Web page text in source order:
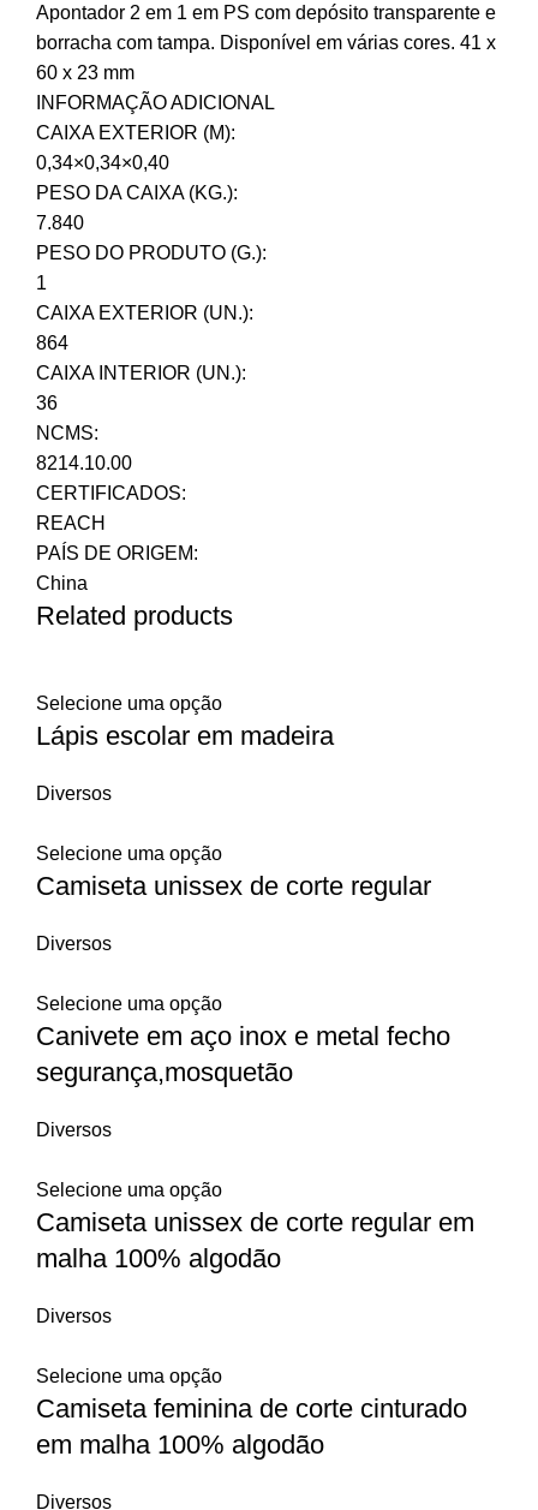
Apontador 2 em 1 em PS com depósito transparente e
borracha com tampa. Disponível em várias cores. 41 x
60 x 23 mm
INFORMAÇÃO ADICIONAL
CAIXA EXTERIOR (M):
0,34×0,34×0,40
PESO DA CAIXA (KG.):
7.840
PESO DO PRODUTO (G.):
1
CAIXA EXTERIOR (UN.):
864
CAIXA INTERIOR (UN.):
36
NCMS:
8214.10.00
CERTIFICADOS:
REACH
PAÍS DE ORIGEM:
China
Related products
Selecione uma opção
Lápis escolar em madeira
Diversos
Selecione uma opção
Camiseta unissex de corte regular
Diversos
Selecione uma opção
Canivete em aço inox e metal fecho
segurança,mosquetão
Diversos
Selecione uma opção
Camiseta unissex de corte regular em
malha 100% algodão
Diversos
Selecione uma opção
Camiseta feminina de corte cinturado
em malha 100% algodão
Diversos